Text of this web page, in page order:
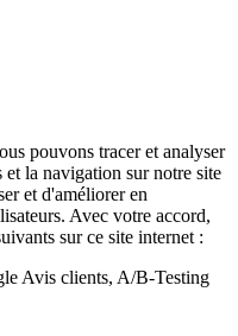
pouvons tracer et analyser
la navigation sur notre site
et d'améliorer en
Avec votre accord,
sur ce site internet :
Avis clients, A/B-Testing